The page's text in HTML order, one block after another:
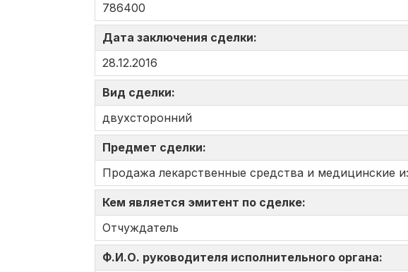
786400
Дата заключения сделки:
28.12.2016
Вид сделки:
двухсторонний
Предмет сделки:
Продажа лекарственные средства и медицинские
Кем является эмитент по сделке:
Отчуждатель
Ф.И.О. руководителя исполнительного органа: